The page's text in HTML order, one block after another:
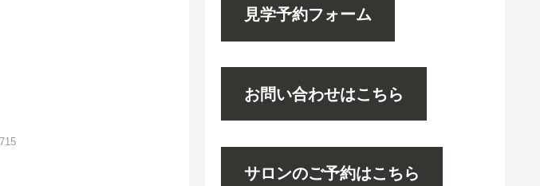
見学予約フォーム
お問い合わせはこちら
サロンのご予約はこちら